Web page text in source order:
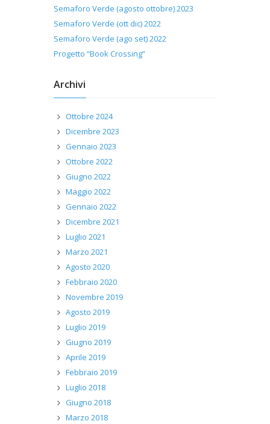
Semaforo Verde (agosto ottobre) 2023
Semaforo Verde (ott dic) 2022
Semaforo Verde (ago set) 2022
Progetto “Book Crossing”
Archivi
Ottobre 2024
Dicembre 2023
Gennaio 2023
Ottobre 2022
Giugno 2022
Maggio 2022
Gennaio 2022
Dicembre 2021
Luglio 2021
Marzo 2021
Agosto 2020
Febbraio 2020
Novembre 2019
Agosto 2019
Luglio 2019
Giugno 2019
Aprile 2019
Febbraio 2019
Luglio 2018
Giugno 2018
Marzo 2018